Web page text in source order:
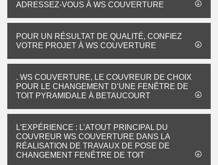
ADRESSEZ-VOUS À WS COUVERTURE
POUR UN RÉSULTAT DE QUALITÉ, CONFIEZ
VOTRE PROJET À WS COUVERTURE
. WS COUVERTURE, LE COUVREUR DE CHOIX
POUR LE CHANGEMENT D’UNE FENÊTRE DE
TOIT PYRAMIDALE À BETAUCOURT
L’EXPÉRIENCE : L’ATOUT PRINCIPAL DU
COUVREUR WS COUVERTURE DANS LA
RÉALISATION DE TRAVAUX DE POSE DE
CHANGEMENT FENÊTRE DE TOIT